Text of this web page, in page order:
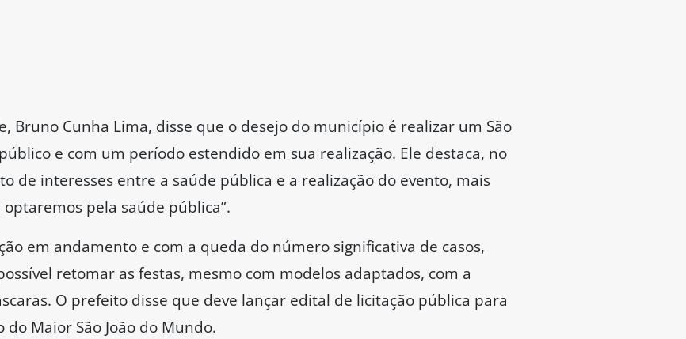
Bruno Cunha Lima, disse que o desejo do município é realizar um São
e com um período estendido em sua realização. Ele destaca, no
de interesses entre a saúde pública e a realização do evento, mais
pela saúde pública”.
em andamento e com a queda do número significativa de casos,
retomar as festas, mesmo com modelos adaptados, com a
O prefeito disse que deve lançar edital de licitação pública para
Maior São João do Mundo.